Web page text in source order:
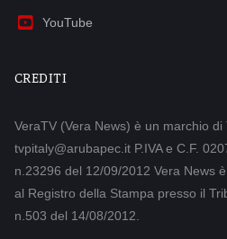
YouTube
CREDITI
VeraTV (Vera News) è un marchio di
tvpitaly@arubapec.it P.IVA e C.F.
n.23296 del 12/09/2012 Vera News
al Registro della Stampa presso il
n.503 del 14/08/2012.